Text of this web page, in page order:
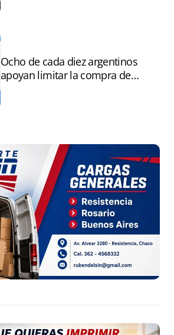
Ocho de cada diez argentinos
apoyan limitar la compra de